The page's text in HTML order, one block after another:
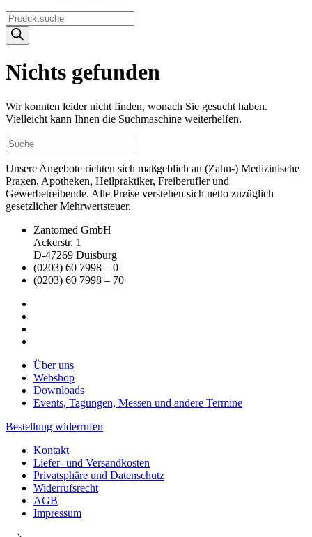
Products
search
Nichts gefunden
Wir konnten leider nicht finden, wonach Sie gesucht haben.
Vielleicht kann Ihnen die Suchmaschine weiterhelfen.
Unsere Angebote richten sich maßgeblich an (Zahn-) Medizinische
Praxen, Apotheken, Heilpraktiker, Freiberufler und
Gewerbetreibende. Alle Preise verstehen sich netto zuzüglich
gesetzlicher Mehrwertsteuer.
Zantomed GmbH
Ackerstr. 1
D-47269 Duisburg
(0203) 60 7998 – 0
(0203) 60 7998 – 70
Über uns
Webshop
Downloads
Events, Tagungen, Messen und andere Termine
Bestellung widerrufen
Kontakt
Liefer- und Versandkosten
Privatsphäre und Datenschutz
Widerrufsrecht
AGB
Impressum